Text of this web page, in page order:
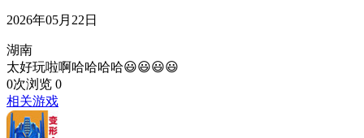
2026年05月22日
湖南
太好玩啦啊哈哈哈哈😃😃😃😃
0次浏览 0
相关游戏